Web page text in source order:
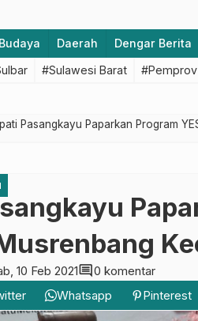
Budaya Daerah Dengar Berita
#Sulawesi Barat
Pasangkayu Paparkan Program
10 Feb 2021comment0 komentar
Whatsapp Pinterest